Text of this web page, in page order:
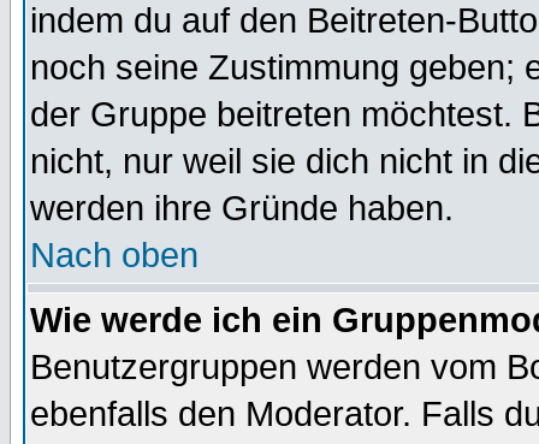
indem du auf den Beitreten-
noch seine Zustimmung geben;
der Gruppe beitreten möchtest.
nicht, nur weil sie dich nicht in
werden ihre Gründe haben.
Nach oben
Wie werde ich ein
Benutzergruppen werden vom
ebenfalls den Moderator. Falls